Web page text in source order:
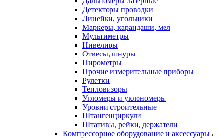
Детекторы проводки
Линейки, угольники
Маркеры, карандаши, мел
Мультиметры
Нивелиры
Отвесы, шнуры
Пирометры
Прочие измерительные приборы
Рулетки
Тепловизоры
Угломеры и уклономеры
Уровни строительные
Штангенциркули
Штативы, рейки, держатели
Компрессорное оборудование и аксессуары